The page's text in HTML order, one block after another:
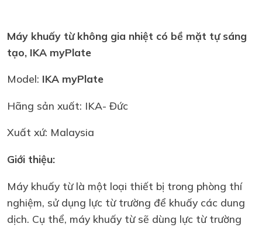
Máy khuấy từ không gia nhiệt có bề mặt tự sáng
tạo, IKA myPlate
Model: IKA myPlate
Hãng sản xuất: IKA- Đức
Xuất xứ: Malaysia
Giới thiệu:
Máy khuấy từ là một loại thiết bị trong phòng thí
nghiệm, sử dụng lực từ trường để khuấy các dung
dịch. Cụ thể, máy khuấy từ sẽ dùng lực từ trường